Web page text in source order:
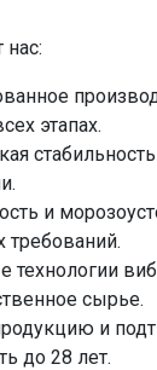
этапах.
и
требований.
сырье.
и
до 28 лет.